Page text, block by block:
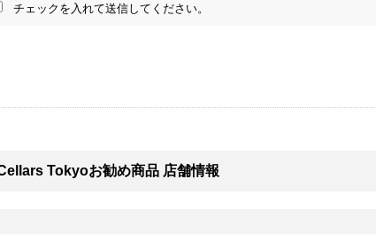
チェックを入れて送信してください。
Tokyoお勧め商品 店舗情報